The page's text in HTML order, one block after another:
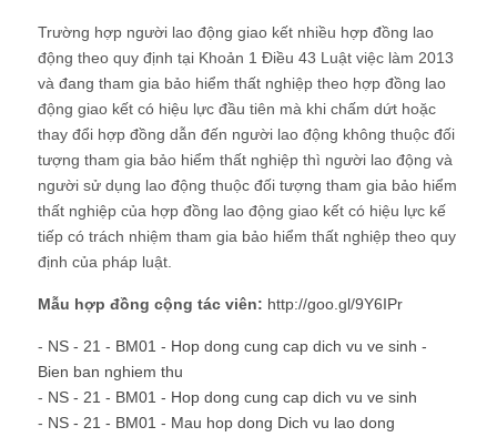
Trường hợp người lao động giao kết nhiều hợp đồng lao
động theo quy định tại Khoản 1 Điều 43 Luật việc làm 2013
và đang tham gia bảo hiểm thất nghiệp theo hợp đồng lao
động giao kết có hiệu lực đầu tiên mà khi chấm dứt hoặc
thay đổi hợp đồng dẫn đến người lao động không thuộc đối
tượng tham gia bảo hiểm thất nghiệp thì người lao động và
người sử dụng lao động thuộc đối tượng tham gia bảo hiểm
thất nghiệp của hợp đồng lao động giao kết có hiệu lực kế
tiếp có trách nhiệm tham gia bảo hiểm thất nghiệp theo quy
định của pháp luật.
Mẫu hợp đồng cộng tác viên: http://goo.gl/9Y6IPr
- NS - 21 - BM01 - Hop dong cung cap dich vu ve sinh -
Bien ban nghiem thu
- NS - 21 - BM01 - Hop dong cung cap dich vu ve sinh
- NS - 21 - BM01 - Mau hop dong Dich vu lao dong